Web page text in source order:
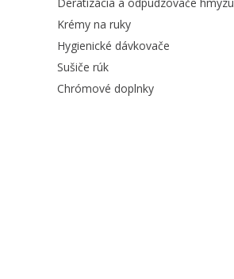
Krémy na ruky
Hygienické dávkovače
Sušiče rúk
Chrómové doplnky